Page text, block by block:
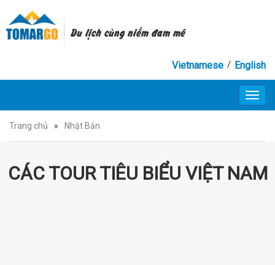
Du lịch cùng niềm đam mê
English
/
Vietnamese
Trang chủ » Nhật Bản
CÁC TOUR TIÊU BIỂU VIỆT NAM